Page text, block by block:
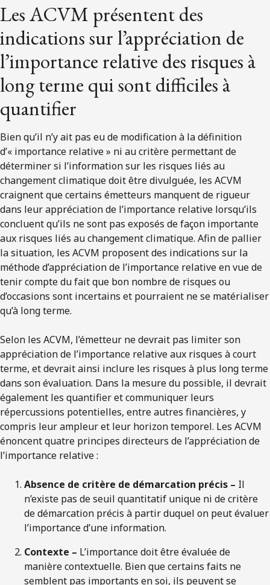
Les ACVM présentent des
indications sur l’appréciation de
l’importance relative des risques à
long terme qui sont difficiles à
quantifier
Bien qu’il n’y ait pas eu de modification à la définition
d’« importance relative » ni au critère permettant de
déterminer si l’information sur les risques liés au
changement climatique doit être divulguée, les ACVM
craignent que certains émetteurs manquent de rigueur
dans leur appréciation de l’importance relative lorsqu’ils
concluent qu’ils ne sont pas exposés de façon importante
aux risques liés au changement climatique. Afin de pallier
la situation, les ACVM proposent des indications sur la
méthode d’appréciation de l’importance relative en vue de
tenir compte du fait que bon nombre de risques ou
d’occasions sont incertains et pourraient ne se matérialiser
qu’à long terme.
Selon les ACVM, l’émetteur ne devrait pas limiter son
appréciation de l’importance relative aux risques à court
terme, et devrait ainsi inclure les risques à plus long terme
dans son évaluation. Dans la mesure du possible, il devrait
également les quantifier et communiquer leurs
répercussions potentielles, entre autres financières, y
compris leur ampleur et leur horizon temporel. Les ACVM
énoncent quatre principes directeurs de l’appréciation de
l’importance relative :
Absence de critère de démarcation précis – Il
n’existe pas de seuil quantitatif unique ni de critère
de démarcation précis à partir duquel on peut évaluer
l’importance d’une information.
Contexte – L’importance doit être évaluée de
manière contextuelle. Bien que certains faits ne
semblent pas importants en soi, ils peuvent se